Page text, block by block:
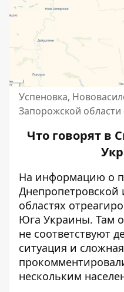
Успеновка,
Запорожской области
Что говорят в
На информацию о
Днепропетровской
областях
Юга Украины. Там
не соответствуют
ситуация и
нескольким